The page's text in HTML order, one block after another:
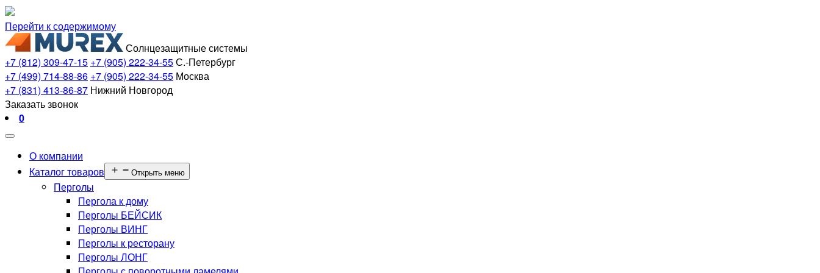
Перейти к содержимому
Солнцезащитные системы
+7 (812) 309-47-15 +7 (905) 222-34-55С.-Петербург
+7 (499) 714-88-86 +7 (905) 222-34-55 Москва
+7 (831) 413-86-87 Нижний Новгород
Заказать звонок
0
О компании
Каталог товаров
Открыть меню
Перголы
Пергола к дому
Перголы БЕЙСИК
Перголы ВИНГ
Перголы к ресторану
Перголы ЛОНГ